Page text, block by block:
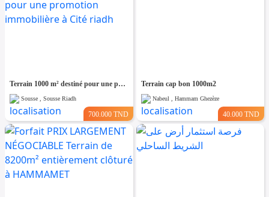
Terrain 1000 m² destiné pour une promotion immobilière à Cité riadh
Sousse , Sousse Riadh
700.000 TND
Terrain cap bon 1000m2
Nabeul , Hammam Ghezèze
40.000 TND